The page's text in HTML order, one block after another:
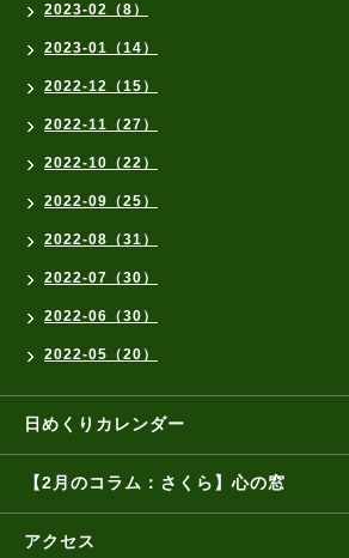
2023-02（8）
2023-01（14）
2022-12（15）
2022-11（27）
2022-10（22）
2022-09（25）
2022-08（31）
2022-07（30）
2022-06（30）
2022-05（20）
日めくりカレンダー
【2月のコラム：さくら】心の窓
アクセス